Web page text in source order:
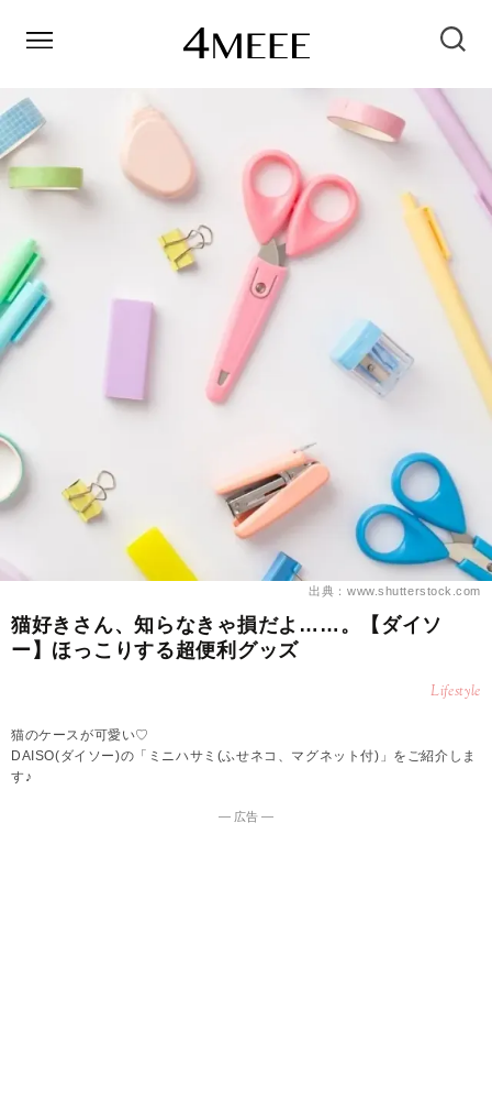
出典：www.shutterstock.com
猫好きさん、知らなきゃ損だよ……。【ダイソ
ー】ほっこりする超便利グッズ
Lifestyle
猫のケースが可愛い♡
DAISO(ダイソー)の「ミニハサミ(ふせネコ、マグネット付)」をご紹介しま
す♪
― 広告 ―